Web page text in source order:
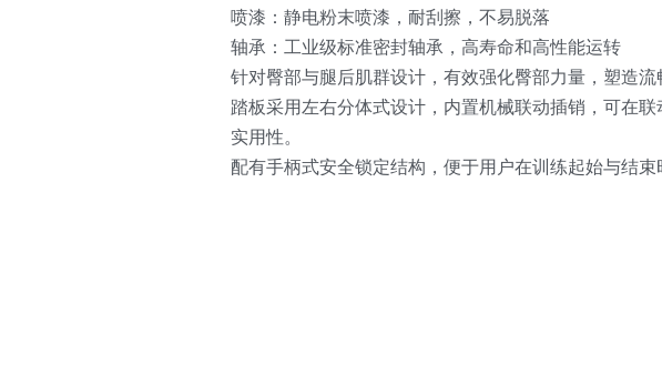
喷漆：静电粉末喷漆，耐刮擦，不易脱落
轴承：工业级标准密封轴承，高寿命和高性能运转
针对臀部与腿后肌群设计，有效强化臀部力量，塑造
踏板采用左右分体式设计，内置机械联动插销，可在
实用性。
配有手柄式安全锁定结构，便于用户在训练起始与结